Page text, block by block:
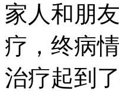
家人和朋
疗，终病
治疗起到